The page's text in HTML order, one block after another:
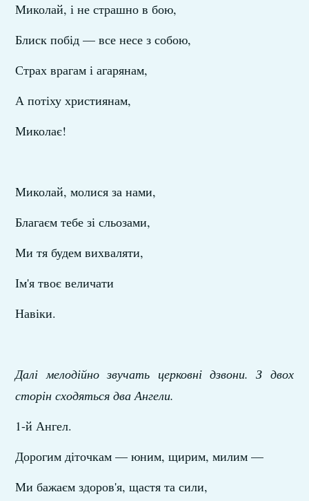
Миколай, і не страшно в бою,
Блиск побід — все несе з собою,
Страх врагам і агарянам,
А потіху християнам,
Миколає!
Миколай, молися за нами,
Благаєм тебе зі сльозами,
Ми тя будем вихваляти,
Ім'я твоє величати
Навіки.
Далі мелодійно звучать церковні дзвони. З двох
сторін сходяться два Ангели.
1-й Ангел.
Дорогим діточкам — юним, щирим, милим —
Ми бажаєм здоров'я, щастя та сили,